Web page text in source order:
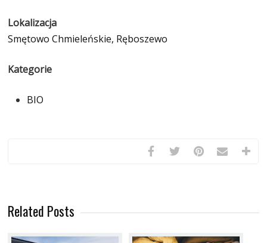
Lokalizacja
Smętowo Chmieleńskie, Ręboszewo
Kategorie
BIO
Related Posts